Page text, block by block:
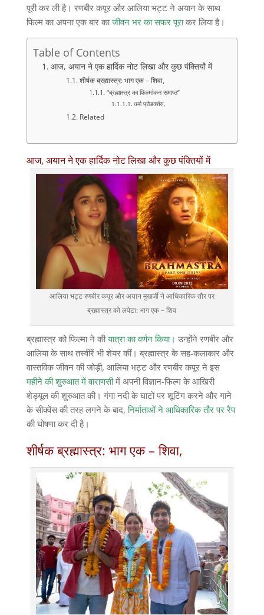
पूरी कर ली है। रणबीर कपूर और आलिया भट्ट ने अयान के साथ
फिल्म का अपना एक बार काजीवन भर का सफर पूराकर लिया है।
Table of Contents
आज, अयान ने एक हार्दिक नोट लिखा और कुछ पंक्तियों में
शीर्षक ब्रह्मास्त्र: भाग एक – शिवा,
“ब्रह्मास्त्र का फिल्मांकन समाप्त”
धर्मा प्रोडक्शंस,
Related
आज, अयान ने एक हार्दिक नोट लिखा और कुछ पंक्तियों में
आलिया भट्ट रणबीर कपूर और अयान मुखर्जी ने आधिकारिक तौर पर
ब्रह्मास्त्र को लपेटा: भाग एक – शिव
ब्रह्मास्त्र को फिल्मा ने कीयात्रा का वर्णन किया। उन्होंने रणबीर और
आलिया के साथ तस्वीरें भी शेयर कीं। ब्रह्मास्त्र के सह-कलाकार और
वास्तविक जीवन की जोड़ी, आलिया भट्ट और रणबीर कपूर ने इस
महीने की शुरुआत में वाराणसीमें अपनी विज्ञान-फिल्म के आखिरी
शेड्यूल की शुरुआत की। गंगा नदी के घाटों पर शूटिंग करने और गाने
के सीक्वेंस की तरह लगने के बाद,निर्माताओं ने आधिकारिक तौर पर रैप
की घोषणा कर दी है।
शीर्षक ब्रह्मास्त्र: भाग एक – शिवा,